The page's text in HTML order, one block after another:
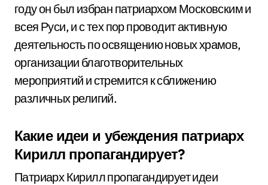
году он был избран патриархом Московским и
всея Руси, и с тех пор проводит активную
деятельность по освящению новых храмов,
организации благотворительных
мероприятий и стремится к сближению
различных религий.
Какие идеи и убеждения патриарх
Кирилл пропагандирует?
Патриарх Кирилл пропагандирует идеи